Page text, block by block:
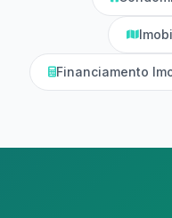
Financiamento